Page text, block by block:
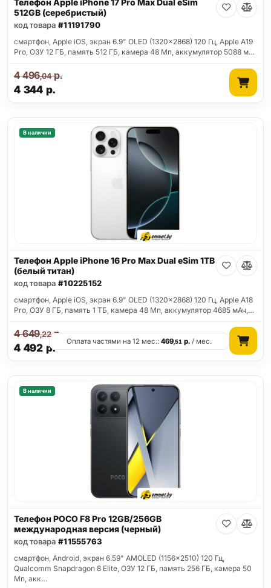
Телефон Apple iPhone 17 Pro Max Dual eSim
512GB (серебристый)
код товара #11191790
смартфон, Apple iOS, экран 6.9" OLED (1320x2868) 120 Гц, Apple A19
Pro, ОЗУ 12 ГБ, память 512 ГБ, камера 48 Мп, аккумулятор 5088 м…
4 344 р.
4 496,04р.
В наличии
Телефон Apple iPhone 16 Pro Max Dual eSim 1TB
(белый титан)
код товара #10225152
смартфон, Apple iOS, экран 6.9" OLED (1320x2868) 120 Гц, Apple A18
Pro, ОЗУ 8 ГБ, память 1 ТБ, камера 48 Мп, аккумулятор 4685 мАч,…
4 492 р.
4 649,22р.
Оплата частями на 12 мес.:469,51 р. / мес.
В наличии
Телефон POCO F8 Pro 12GB/256GB
международная версия (черный)
код товара #11555763
смартфон, Android, экран 6.59" AMOLED (1156x2510) 120 Гц,
Qualcomm Snapdragon 8 Elite, ОЗУ 12 ГБ, память 256 ГБ, камера 50
Мп, акк…